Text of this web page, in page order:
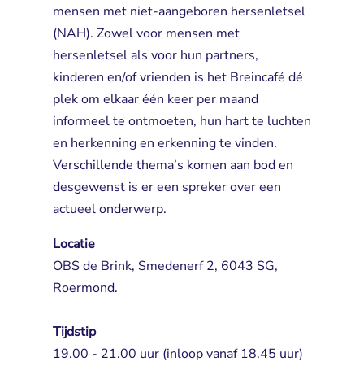
mensen met niet-aangeboren hersenletsel
(NAH). Zowel voor mensen met
hersenletsel als voor hun partners,
kinderen en/of vrienden is het Breincafé dé
plek om elkaar één keer per maand
informeel te ontmoeten, hun hart te luchten
en herkenning en erkenning te vinden.
Verschillende thema’s komen aan bod en
desgewenst is er een spreker over een
actueel onderwerp.
Locatie
OBS de Brink, Smedenerf 2, 6043 SG,
Roermond.
Tijdstip
19.00 - 21.00 uur (inloop vanaf 18.45 uur)